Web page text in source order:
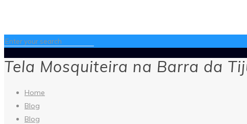
Tela Mosquiteira na Barra da
Home
Blog
Blog